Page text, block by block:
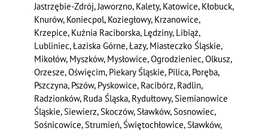
Jastrzębie-Zdrój, Jaworzno, Kalety, Katowice, Kłobuck,
Knurów, Koniecpol, Koziegłowy, Krzanowice,
Krzepice, Kuźnia Raciborska, Lędziny, Libiąż,
Lubliniec, Łaziska Górne, Łazy, Miasteczko Śląskie,
Mikołów, Myszków, Mysłowice, Ogrodzieniec, Olkusz,
Orzesze, Oświęcim, Piekary Śląskie, Pilica, Poręba,
Pszczyna, Pszów, Pyskowice, Racibórz, Radlin,
Radzionków, Ruda Śląska, Rydułtowy, Siemianowice
Śląskie, Siewierz, Skoczów, Sławków, Sosnowiec,
Sośnicowice, Strumień, Świętochłowice, Sławków,